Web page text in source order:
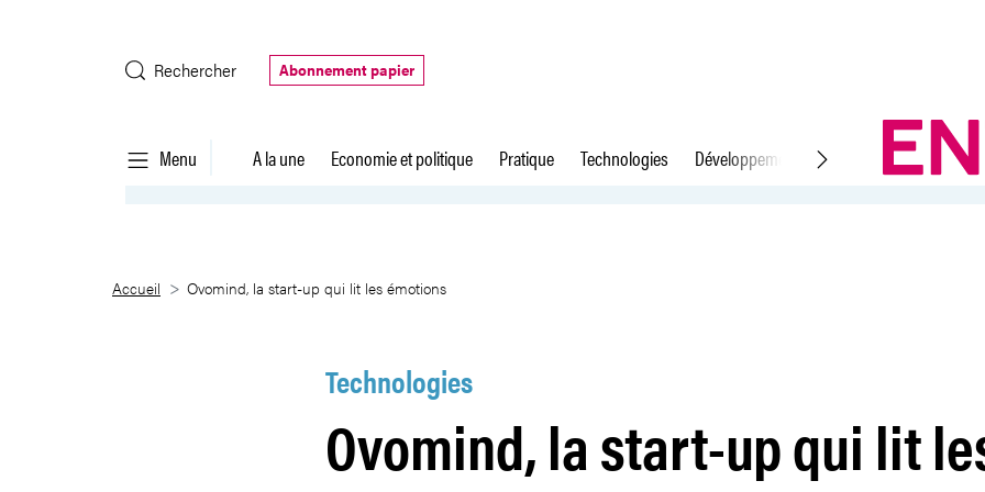
Rechercher
Abonnement papier
Menu A la une Economie et politique Pratique Technologies Développement durable Droit du travail
Ovomind, la start-up qui lit les émotions
Accueil Ovomind, la start-up qui lit les émotions
Technologies
Ovomind, la start-up qui lit